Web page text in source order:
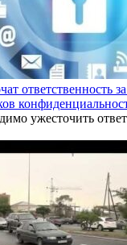
ответственность
ужесточить